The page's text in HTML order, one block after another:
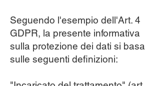
Seguendo l'esempio dell'Art. 4
GDPR, la presente informativa
sulla protezione dei dati si basa
sulle seguenti definizioni: